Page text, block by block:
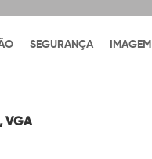
SEGURANÇA IMAGEM
VGA